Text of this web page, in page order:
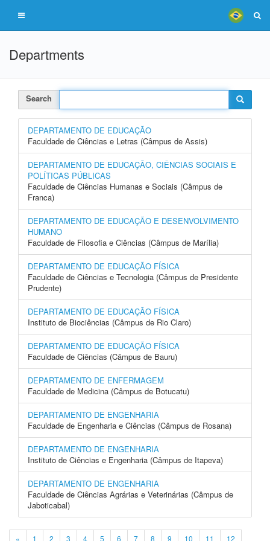
Departments
Search
DEPARTAMENTO DE EDUCAÇÃO
Faculdade de Ciências e Letras (Câmpus de Assis)
DEPARTAMENTO DE EDUCAÇÃO, CIÊNCIAS SOCIAIS E
POLÍTICAS PÚBLICAS
Faculdade de Ciências Humanas e Sociais (Câmpus de
Franca)
DEPARTAMENTO DE EDUCAÇÃO E DESENVOLVIMENTO
HUMANO
Faculdade de Filosofia e Ciências (Câmpus de Marília)
DEPARTAMENTO DE EDUCAÇÃO FÍSICA
Faculdade de Ciências e Tecnologia (Câmpus de Presidente
Prudente)
DEPARTAMENTO DE EDUCAÇÃO FÍSICA
Instituto de Biociências (Câmpus de Rio Claro)
DEPARTAMENTO DE EDUCAÇÃO FÍSICA
Faculdade de Ciências (Câmpus de Bauru)
DEPARTAMENTO DE ENFERMAGEM
Faculdade de Medicina (Câmpus de Botucatu)
DEPARTAMENTO DE ENGENHARIA
Faculdade de Engenharia e Ciências (Câmpus de Rosana)
DEPARTAMENTO DE ENGENHARIA
Instituto de Ciências e Engenharia (Câmpus de Itapeva)
DEPARTAMENTO DE ENGENHARIA
Faculdade de Ciências Agrárias e Veterinárias (Câmpus de
Jaboticabal)
« 1 2 3 4 5 6 7 8 9 10 11 12